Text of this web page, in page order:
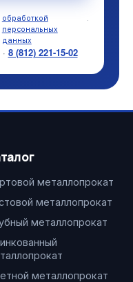
обработкой
персональных
данных
.
· 8 (812) 221-15-02
металлопрокат
металлопрокат
металлопрокат
металлопрокат